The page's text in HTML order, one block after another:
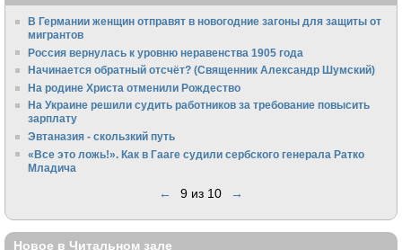
В Германии женщин отправят в новогодние загоны для защиты от
мигрантов
Россия вернулась к уровню неравенства 1905 года
Начинается обратный отсчёт? (Священник Александр Шумский)
На родине Христа отменили Рождество
На Украине решили судить работников за требование повысить
зарплату
Эвтаназия - скользкий путь
«Все это ложь!». Как в Гааге судили сербского генерала Ратко
Младича
← 9 из 10 →
Новое в Читальном зале